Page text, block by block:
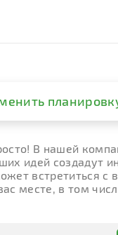
В нашей
идей создадут
встретиться
месте, в том